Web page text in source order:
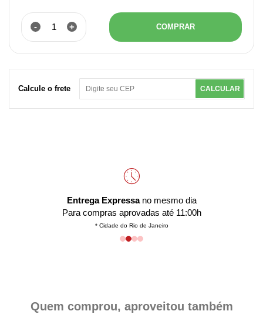
- + COMPRAR
Calcule o frete CALCULAR
Entrega Expressano mesmo dia
Para compras aprovadas até 11:00h
* Cidade do Rio de Janeiro
Quem comprou, aproveitou também